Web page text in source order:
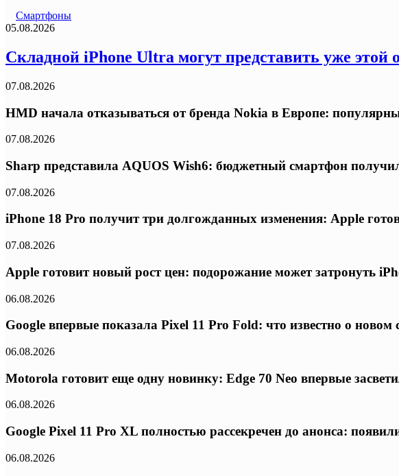
Смартфоны
05.08.2026
Складной iPhone Ultra могут представить уже
07.08.2026
HMD начала отказываться от бренда Nokia в Европе:
07.08.2026
Sharp представила AQUOS Wish6: бюджетный смартфон
07.08.2026
iPhone 18 Pro получит три долгожданных изменения: Apple
07.08.2026
Apple готовит новый рост цен: подорожание может затронуть
06.08.2026
Google впервые показала Pixel 11 Pro Fold: что известно о
06.08.2026
Motorola готовит еще одну новинку: Edge 70 Neo впервые
06.08.2026
Google Pixel 11 Pro XL полностью рассекречен до анонса:
06.08.2026